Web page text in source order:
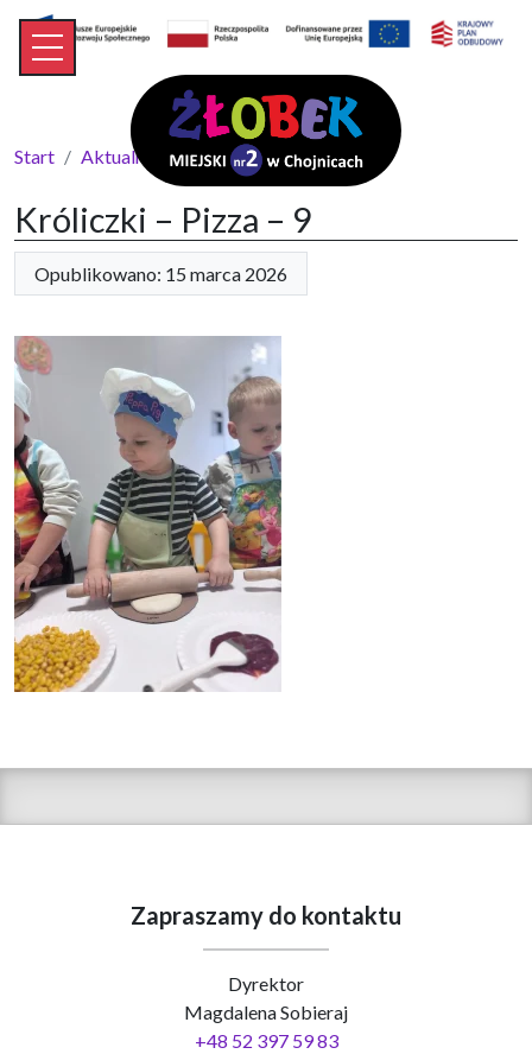
Start Aktualności Króliczki – Pizza – 9
Króliczki – Pizza – 9
Opublikowano: 15 marca 2026
Zapraszamy do kontaktu
Dyrektor
Magdalena Sobieraj
+48 52 397 59 83